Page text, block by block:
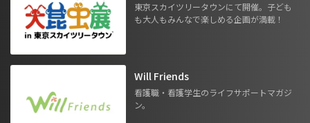
東京スカイツリータウンにて開催。子ども
も大人もみんなで楽しめる企画が満載！
Will Friends
看護職・看護学生のライフサポートマガジ
ン。